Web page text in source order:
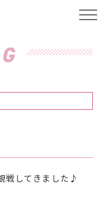
トーリィプ
戦してきました♪
t
l
g